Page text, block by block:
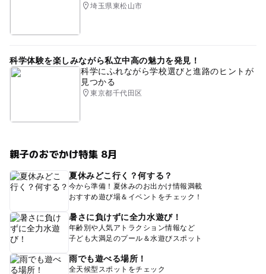
埼玉県東松山市
科学体験を楽しみながら私立中高の魅力を発見！
科学にふれながら学校選びと進路のヒントが
見つかる
東京都千代田区
親子のおでかけ特集 8月
夏休みどこ行く？何する？
今から準備！夏休みのお出かけ情報満載
おすすめ遊び場＆イベントをチェック！
暑さに負けずに全力水遊び！
年齢別や人気アトラクション情報など
子ども大満足のプール＆水遊びスポット
雨でも遊べる場所！
全天候型スポットをチェック